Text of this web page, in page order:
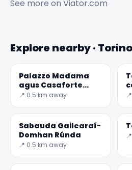
See more on Viator.com
Explore nearby · Torino
Palazzo Madama
agus Casaforte
degli Acaja -
📍 0.5 km away
Sabauda Gailearaí-
Domhan Rúnda
📍 0.5 km away